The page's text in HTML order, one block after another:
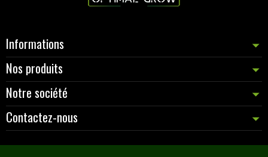
Informations
Nos produits
Notre société
Contactez-nous